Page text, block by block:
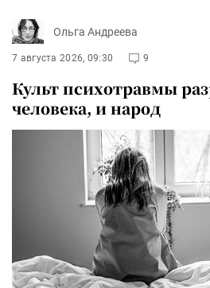
Ольга Андреева
7 августа 2026, 09:30 9
Культ психотравмы
человека, и народ